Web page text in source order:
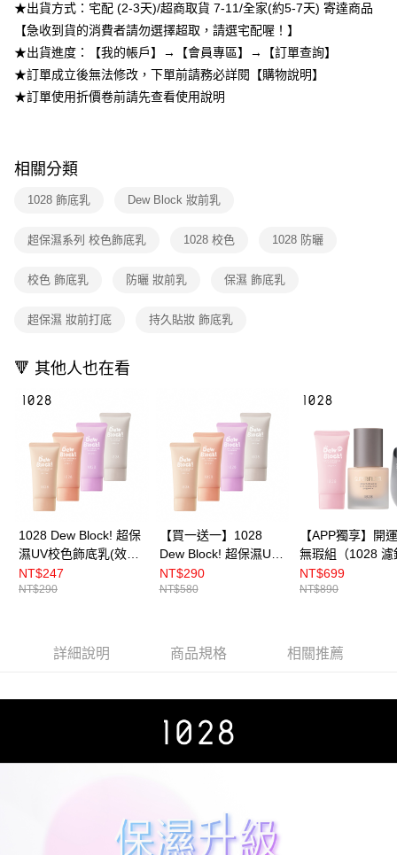
AFTEE先享後付
相關說明
【關於「AFTEE先享後付」】
AFTEE先享後付是「在收到商品之後才付款」的支付方式。 讓您購物簡單
便利好安心！
１．簡單：不需註冊會員、不需綁卡、不需儲值。
【「AFTEE先享後付」結帳流程】
１．於結帳方式選擇「AFTEE先享後付」後，將跳轉至「AFTEE先享後付」
結帳頁面，進行簡訊認證並確認金額後，即可完成結帳。
ATM／網路銀行／等多元方式進行付款，方視為交易完成。
購買商品的店家。未經商家同意取消之訂單仍視為有效，需透過AFTEE先享
是否繳費成功／繳費後需取消欲退款等相關疑問，請聯繫「AFTEE先享後付
【注意事項】
易，需依本服務之必要範圍內提供個人資料，並將交易相關給付款項請求債
權轉讓予恩沛科技股份有限公司。
２．關於個人資料處理事宜，請瀏覽以下網址：
https://aftee.tw/terms/#terms3
３．未成年的使用者請事先徵得法定代理人或監護人之同意方可使用
「AFTEE先享後付」，若未經同意申辦者引起之損失，本公司不負相關責
４．使用「AFTEE先享後付」時，將依據個別帳號之用戶狀況，依本公司即
時審查核予不同之上限額度；若仍有額度不足之情形，本公司將視審查結果
請求用戶進行身份認證。
５．嚴禁一人註冊多個帳號或使用他人資訊註冊。若發現惡意使用之情形，
恩沛科技股份有限公司將有權停止該用戶之使用額度並採取法律行動。
每筆NT$80，滿NT$599(含以上)免運費
付款後全家取貨
每筆NT$80，滿NT$599(含以上)免運費
宅配
國家/地區配送（宇迅）
★出貨方式：宅配 (2-3天)/超商取貨 7-11/全家(約5-7天) 寄達商品
【急收到貨的消費者請勿選擇超取，請選宅配喔！】
★出貨進度：【我的帳戶】→【會員專區】→【訂單查詢】
★訂單成立後無法修改，下單前請務必詳閱【購物說明】
★訂單使用折價卷前請先查看使用說明
相關分類
1028 飾底乳 Dew Block 妝前乳
超保濕系列 校色飾底乳 1028 校色 1028 防曬
校色 飾底乳 防曬 妝前乳 保濕 飾底乳
超保濕 妝前打底 持久貼妝 飾底乳
🔻 其他人也在看
1028 Dew Block! 超保
濕UV校色飾底乳(效期
至2026/7)
NT$247
NT$290
【買一送一】1028
Dew Block! 超保濕UV
校色飾底乳 SPF35
★★
NT$290
NT$580
【APP獨享】開
無瑕組（1028 濾
恆久輕粉底
★★★＋1028
輕薄服貼粉底抹
NT$699
NT$890
詳細說明 商品規格 相關推薦